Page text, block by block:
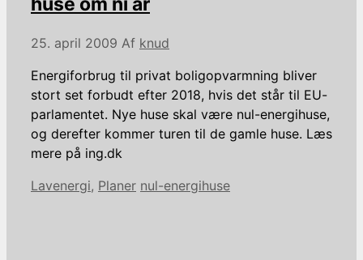
25. april 2009 Af knud
Energiforbrug til privat boligopvarmning bliver
stort set forbudt efter 2018, hvis det står til EU-
parlamentet. Nye huse skal være nul-energihuse,
og derefter kommer turen til de gamle huse. Læs
mere på ing.dk
Kategorier
Lavenergi, Planer Tags
nul-energihuse